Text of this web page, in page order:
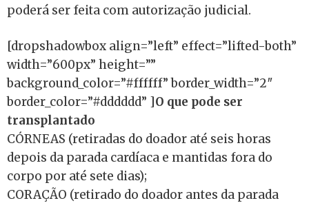
poderá ser feita com autorização judicial.
[dropshadowbox align=”left” effect=”lifted-both”
width=”600px” height=””
background_color=”#ffffff” border_width=”2″
border_color=”#dddddd” ]O que pode ser
transplantado
CÓRNEAS (retiradas do doador até seis horas
depois da parada cardíaca e mantidas fora do
corpo por até sete dias);
CORAÇÃO (retirado do doador antes da parada